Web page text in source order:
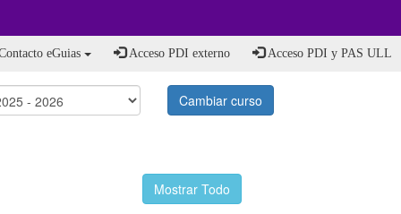
eGuias Acceso PDI externo Acceso PDI y PAS ULL
Cambiar curso
Mostrar Todo